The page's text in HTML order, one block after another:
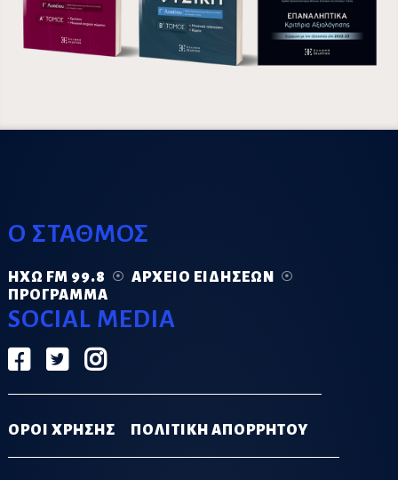
Ο ΣΤΑΘΜΟΣ
ΗΧΏ FM 99.8
ΑΡΧΕΊΟ ΕΙΔΉΣΕΩΝ
ΠΡΌΓΡΑΜΜΑ
SOCIAL MEDIA
ΟΡΟΙ ΧΡΗΣΗΣ ΠΟΛΙΤΙΚΗ ΑΠΟΡΡΗΤΟΥ